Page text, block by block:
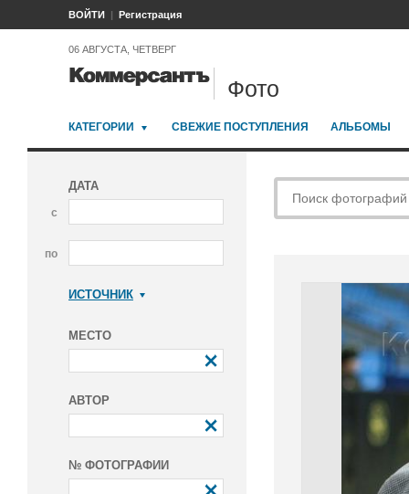
ВОЙТИ Регистрация
06 АВГУСТА, ЧЕТВЕРГ
Фото
КАТЕГОРИИ СВЕЖИЕ ПОСТУПЛЕНИЯ АЛЬБОМЫ
ДАТА
с
по
ИСТОЧНИК
МЕСТО
АВТОР
№ ФОТОГРАФИИ